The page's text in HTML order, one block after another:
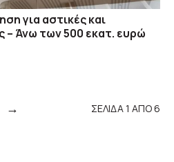
για αστικές και
– Άνω των 500 εκατ. ευρώ
→ ΣΕΛΙΔΑ 1 ΑΠΟ 6